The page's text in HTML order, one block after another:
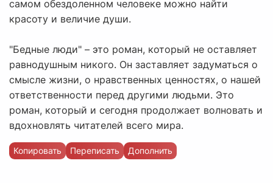
самом обездоленном человеке можно найти
красоту и величие души.
"Бедные люди" – это роман, который не оставляет
равнодушным никого. Он заставляет задуматься о
смысле жизни, о нравственных ценностях, о нашей
ответственности перед другими людьми. Это
роман, который и сегодня продолжает волновать и
вдохновлять читателей всего мира.
Копировать Переписать Дополнить